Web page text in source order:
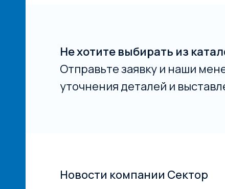
Не хотите выбирать из
Отправьте заявку и наши
уточнения деталей и
Новости компании Сектор